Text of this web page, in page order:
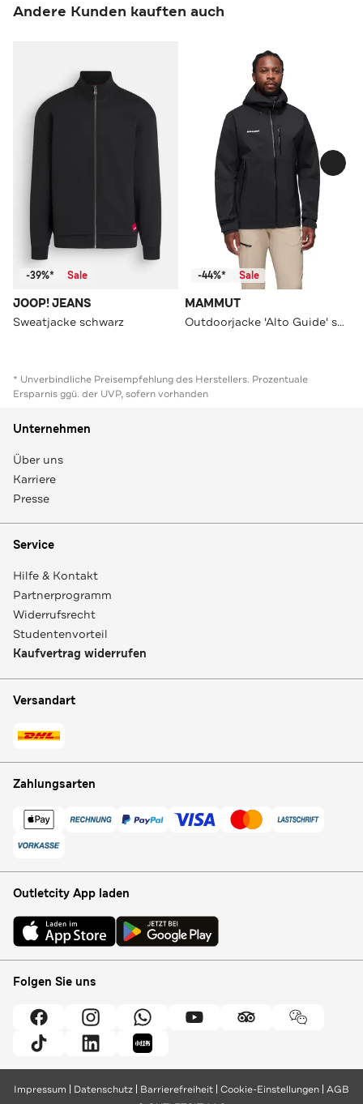
Andere Kunden kauften auch
-39%* Sale
JOOP! JEANS
Sweatjacke schwarz
-44%* Sale
MAMMUT
Outdoorjacke 'Alto Guide' schwarz
* Unverbindliche Preisempfehlung des Herstellers. Prozentuale
Ersparnis ggü. der UVP, sofern vorhanden
Unternehmen
Über uns
Karriere
Presse
Service
Hilfe & Kontakt
Partnerprogramm
Widerrufsrecht
Studentenvorteil
Kaufvertrag widerrufen
Versandart
Zahlungsarten
Outletcity App laden
Folgen Sie uns
Impressum Datenschutz Barrierefreiheit Cookie-Einstellungen AGB